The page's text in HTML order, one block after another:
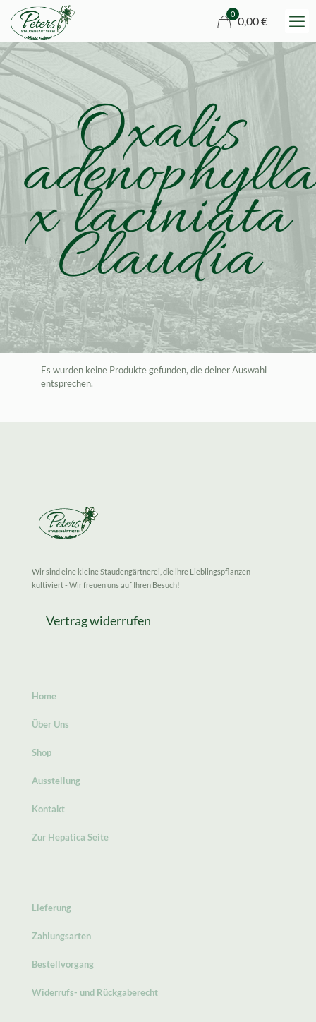
0
0,00 €
Oxalis
adenophylla
x laciniata
Claudia
Es wurden keine Produkte gefunden, die deiner Auswahl
entsprechen.
Wir sind eine kleine Staudengärtnerei, die ihre Lieblingspflanzen
kultiviert - Wir freuen uns auf Ihren Besuch!
Vertrag widerrufen
Home
Über Uns
Shop
Ausstellung
Kontakt
Zur Hepatica Seite
Lieferung
Zahlungsarten
Bestellvorgang
Widerrufs- und Rückgaberecht